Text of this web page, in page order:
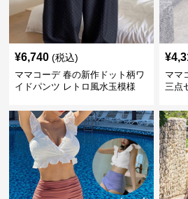
¥6,740 (税込)
ママコーデ 春の新作ドット柄ワ
イドパンツ レトロ風水玉模様
¥
ママ
三点